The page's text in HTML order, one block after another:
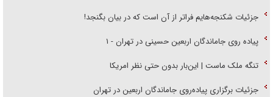
جزئیات شکنجه‌هایم فراتر از آن است که در بیان بگنجد!
پیاده روی جاماندگان اربعین حسینی در تهران - ۱
تنگه ملک ماست | این‌بار بدون حتی نظر امریکا
جزئیات برگزاری پیاده‌روی جاماندگان اربعین در تهران